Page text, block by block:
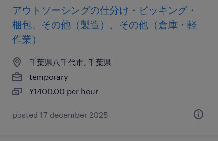
アウトソーシングの仕分け・ピッキング・
梱包、その他（製造）、その他（倉庫・軽
作業）
千葉県八千代市, 千葉県
temporary
¥1400.00 per hour
posted 17 december 2025